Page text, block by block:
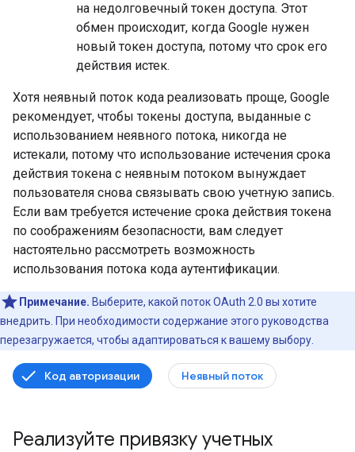
на недолговечный токен доступа. Этот
обмен происходит, когда Google нужен
новый токен доступа, потому что срок его
действия истек.
Хотя неявный поток кода реализовать проще, Google
рекомендует, чтобы токены доступа, выданные с
использованием неявного потока, никогда не
истекали, потому что использование истечения срока
действия токена с неявным потоком вынуждает
пользователя снова связывать свою учетную запись.
Если вам требуется истечение срока действия токена
по соображениям безопасности, вам следует
настоятельно рассмотреть возможность
использования потока кода аутентификации.
Примечание. Выберите, какой поток OAuth 2.0 вы хотите
внедрить. При необходимости содержание этого руководства
перезагружается, чтобы адаптироваться к вашему выбору.
Код авторизации Неявный поток
Реализуйте привязку учетных